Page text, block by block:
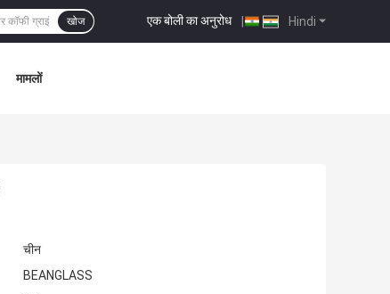
Hindi
एक बोली का अनुरोध |
खोज
मामलों
चीन
BEANGLASS